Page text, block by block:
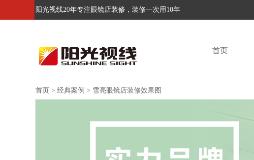
阳光视线20年专注眼镜店装修，装修一次用10年
首页
首页 > 经典案例 > 雪亮眼镜店装修效果图